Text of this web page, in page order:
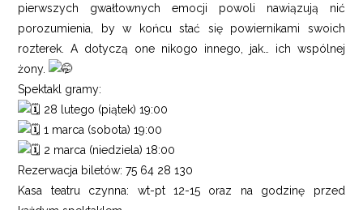
pierwszych gwałtownych emocji powoli nawiązują nić
porozumienia, by w końcu stać się powiernikami swoich
rozterek. A dotyczą one nikogo innego, jak… ich wspólnej
żony.
Spektakl gramy:
28 lutego (piątek) 19:00
1 marca (sobota) 19:00
2 marca (niedziela) 18:00
Rezerwacja biletów: 75 64 28 130
Kasa teatru czynna: wt-pt 12-15 oraz na godzinę przed